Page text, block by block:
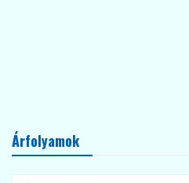
Árfolyamok